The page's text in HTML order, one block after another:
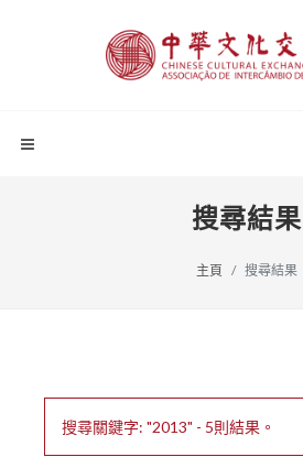
搜尋結果
主頁 搜尋結果
搜尋關鍵字: "2013" - 5則結果。